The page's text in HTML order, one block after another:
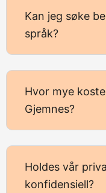
Kan jeg søke
språk?
Hvor mye
Gjemnes?
Holdes vår
konfidensiell?